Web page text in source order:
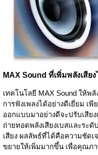
MAX Sound ที่เพิ่มพลังเสีย
เทคโนโลยี MAX Sound ให้พ
การฟังเพลงได้อย่างดีเยี่ยม เ
ออกแบบมาอย่างดีจะปรับเสีย
ถ่ายทอดพลังเสียงเบสและระ
เสียง ผลลัพธ์ที่ได้คือความชัดเ
ขยายให้เพิ่มมากขึ้น เพื่อคุณภ